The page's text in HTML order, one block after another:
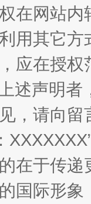
如何以
在网站
用其它
应在授
述声明
，请向
在于传
国际形